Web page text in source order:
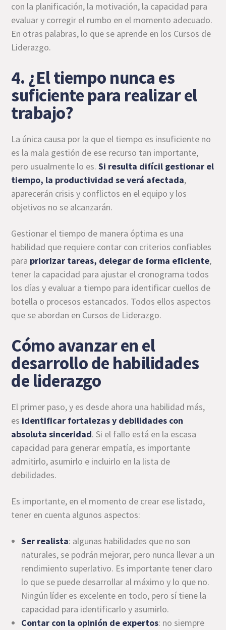
con la planificación, la motivación, la capacidad para
evaluar y corregir el rumbo en el momento adecuado.
En otras palabras, lo que se aprende en los Cursos de
Liderazgo.
4. ¿El tiempo nunca es
suficiente para realizar el
trabajo?
La única causa por la que el tiempo es insuficiente no
es la mala gestión de ese recurso tan importante,
pero usualmente lo es.Si resulta difícil gestionar el
tiempo, la productividad se verá afectada,
aparecerán crisis y conflictos en el equipo y los
objetivos no se alcanzarán.
Gestionar el tiempo de manera óptima es una
habilidad que requiere contar con criterios confiables
para priorizar tareas, delegar de forma eficiente,
tener la capacidad para ajustar el cronograma todos
los días y evaluar a tiempo para identificar cuellos de
botella o procesos estancados. Todos ellos aspectos
que se abordan en Cursos de Liderazgo.
Cómo avanzar en el
desarrollo de habilidades
de liderazgo
El primer paso, y es desde ahora una habilidad más,
es identificar fortalezas y debilidades con
absoluta sinceridad. Si el fallo está en la escasa
capacidad para generar empatía, es importante
admitirlo, asumirlo e incluirlo en la lista de
debilidades.
Es importante, en el momento de crear ese listado,
tener en cuenta algunos aspectos:
Ser realista: algunas habilidades que no son
naturales, se podrán mejorar, pero nunca llevar a un
rendimiento superlativo. Es importante tener claro
lo que se puede desarrollar al máximo y lo que no.
Ningún líder es excelente en todo, pero sí tiene la
capacidad para identificarlo y asumirlo.
Contar con la opinión de expertos: no siempre